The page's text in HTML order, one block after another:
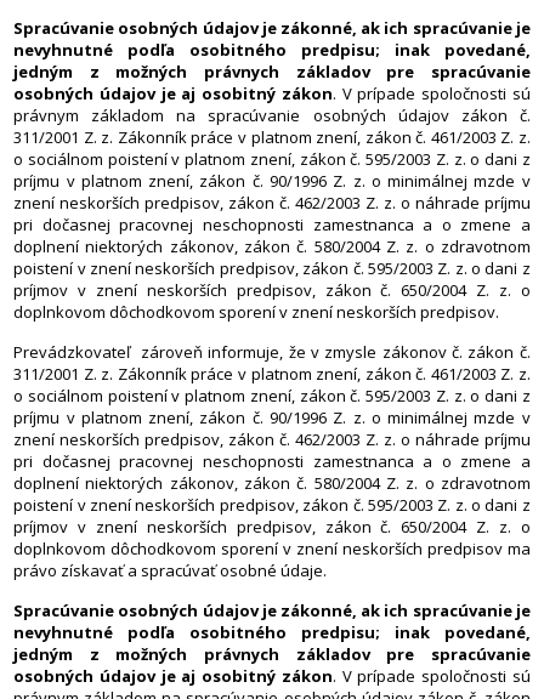
Spracúvanie osobných údajov je zákonné, ak ich spracúvanie je
nevyhnutné podľa osobitného predpisu; inak povedané,
jedným z možných právnych základov pre spracúvanie
osobných údajov je aj osobitný zákon. V prípade spoločnosti sú
právnym základom na spracúvanie osobných údajov zákon č.
311/2001 Z. z. Zákonník práce v platnom znení, zákon č. 461/2003 Z. z.
o sociálnom poistení v platnom znení, zákon č. 595/2003 Z. z. o dani z
príjmu v platnom znení, zákon č. 90/1996 Z. z. o minimálnej mzde v
znení neskorších predpisov, zákon č. 462/2003 Z. z. o náhrade príjmu
pri dočasnej pracovnej neschopnosti zamestnanca a o zmene a
doplnení niektorých zákonov, zákon č. 580/2004 Z. z. o zdravotnom
poistení v znení neskorších predpisov, zákon č. 595/2003 Z. z. o dani z
príjmov v znení neskorších predpisov, zákon č. 650/2004 Z. z. o
doplnkovom dôchodkovom sporení v znení neskorších predpisov.
Prevádzkovateľ zároveň informuje, že v zmysle zákonov č. zákon č.
311/2001 Z. z. Zákonník práce v platnom znení, zákon č. 461/2003 Z. z.
o sociálnom poistení v platnom znení, zákon č. 595/2003 Z. z. o dani z
príjmu v platnom znení, zákon č. 90/1996 Z. z. o minimálnej mzde v
znení neskorších predpisov, zákon č. 462/2003 Z. z. o náhrade príjmu
pri dočasnej pracovnej neschopnosti zamestnanca a o zmene a
doplnení niektorých zákonov, zákon č. 580/2004 Z. z. o zdravotnom
poistení v znení neskorších predpisov, zákon č. 595/2003 Z. z. o dani z
príjmov v znení neskorších predpisov, zákon č. 650/2004 Z. z. o
doplnkovom dôchodkovom sporení v znení neskorších predpisov ma
právo získavať a spracúvať osobné údaje.
Spracúvanie osobných údajov je zákonné, ak ich spracúvanie je
nevyhnutné podľa osobitného predpisu; inak povedané,
jedným z možných právnych základov pre spracúvanie
osobných údajov je aj osobitný zákon. V prípade spoločnosti sú